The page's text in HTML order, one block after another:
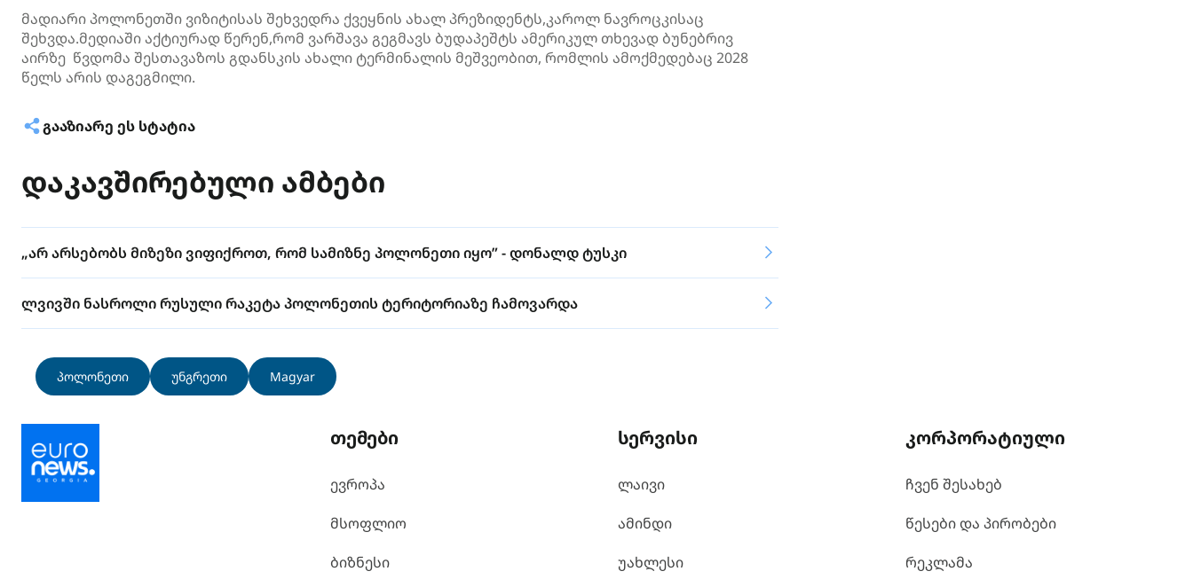
მადიარი პოლონეთში ვიზიტისას შეხვედრა ქვეყნის ახალ პრეზიდენტს,კაროლ ნავროცკისაც
შეხვდა.მედიაში აქტიურად წერენ,რომ ვარშავა გეგმავს ბუდაპეშტს ამერიკულ თხევად ბუნებრივ
აირზე წვდომა შესთავაზოს გდანსკის ახალი ტერმინალის მეშვეობით, რომლის ამოქმედებაც 2028
წელს არის დაგეგმილი.
ᲒᲐᲐᲖᲘᲐᲠᲔ ᲔᲡ ᲡᲢᲐᲢᲘᲐ
დაკავშირებული ამბები
„არ არსებობს მიზეზი ვიფიქროთ, რომ სამიზნე პოლონეთი იყო” - დონალდ ტუსკი
ლვივში ნასროლი რუსული რაკეტა პოლონეთის ტერიტორიაზე ჩამოვარდა
პოლონეთი უნგრეთი Magyar
თემები
ევროპა
მსოფლიო
ბიზნესი
სერვისი
ლაივი
ამინდი
უახლესი
კორპორატიული
ჩვენ შესახებ
წესები და პირობები
რეკლამა